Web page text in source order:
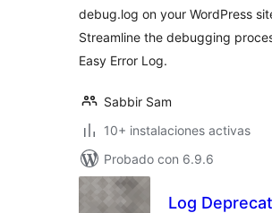
debug.log on your WordPress
Streamline the debugging
Easy Error Log.
Sabbir Sam
10+ instalaciones activas
Probado con 6.9.6
Log